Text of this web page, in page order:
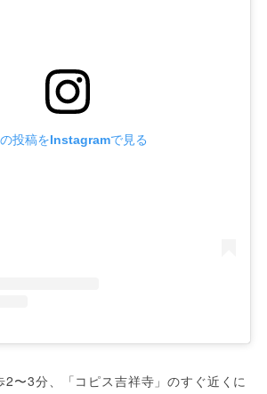
投稿をInstagramで見る
2〜3分、「コピス吉祥寺」のすぐ近くに